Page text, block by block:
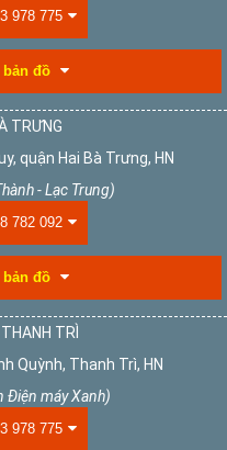
978 775
đồ
TRƯNG
quận Hai Bà Trưng, HN
- Lạc Trung)
782 092
đồ
TRÌ
Quỳnh, Thanh Trì, HN
Điện máy Xanh)
978 775